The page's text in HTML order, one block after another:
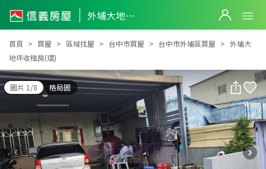
外埔大地坪收租房(環)
外埔大地坪收租房(環)
首頁 買屋 區域找屋 台中市買屋 台中市外埔區買屋
外埔大
地坪收租房(環)
圖片 1/8 格局圖